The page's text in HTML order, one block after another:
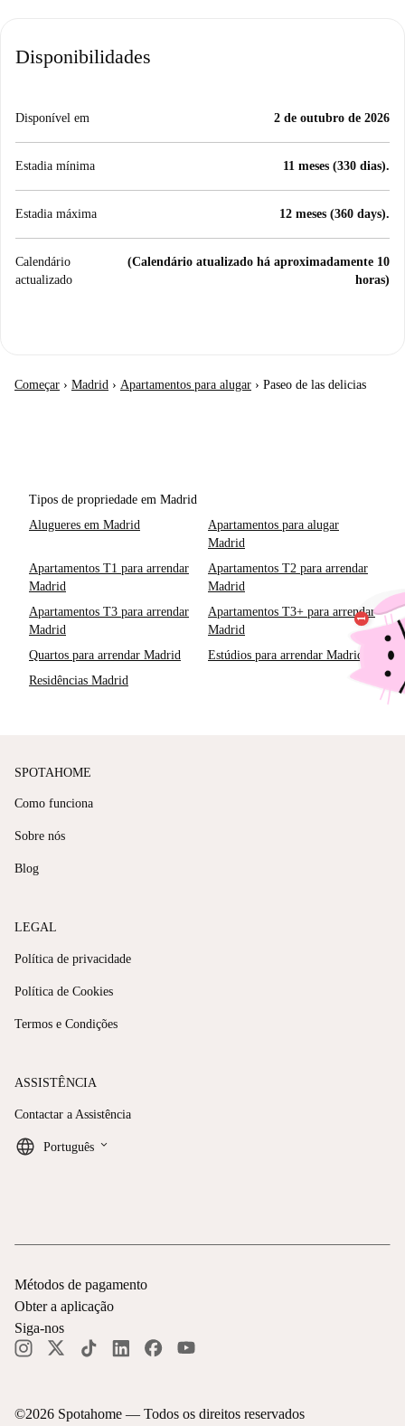
Disponibilidades
Disponível em 2 de outubro de 2026
Estadia mínima 11 meses (330 dias).
Estadia máxima 12 meses (360 days).
Calendário
actualizado
(Calendário atualizado há aproximadamente 10
horas)
Começar › Madrid › Apartamentos para alugar › Paseo de las delicias
Tipos de propriedade em Madrid
Alugueres em Madrid
Apartamentos para alugar
Madrid
Apartamentos T1 para arrendar
Madrid
Apartamentos T2 para arrendar
Madrid
Apartamentos T3 para arrendar
Madrid
Apartamentos T3+ para arrendar
Madrid
Quartos para arrendar Madrid
Estúdios para arrendar Madrid
Residências Madrid
SPOTAHOME
Como funciona
Sobre nós
Blog
LEGAL
Política de privacidade
Política de Cookies
Termos e Condições
ASSISTÊNCIA
Contactar a Assistência
Português keyboard_arrow_down
©2026 Spotahome — Todos os direitos reservados
Métodos de pagamento
Obter a aplicação
Siga-nos